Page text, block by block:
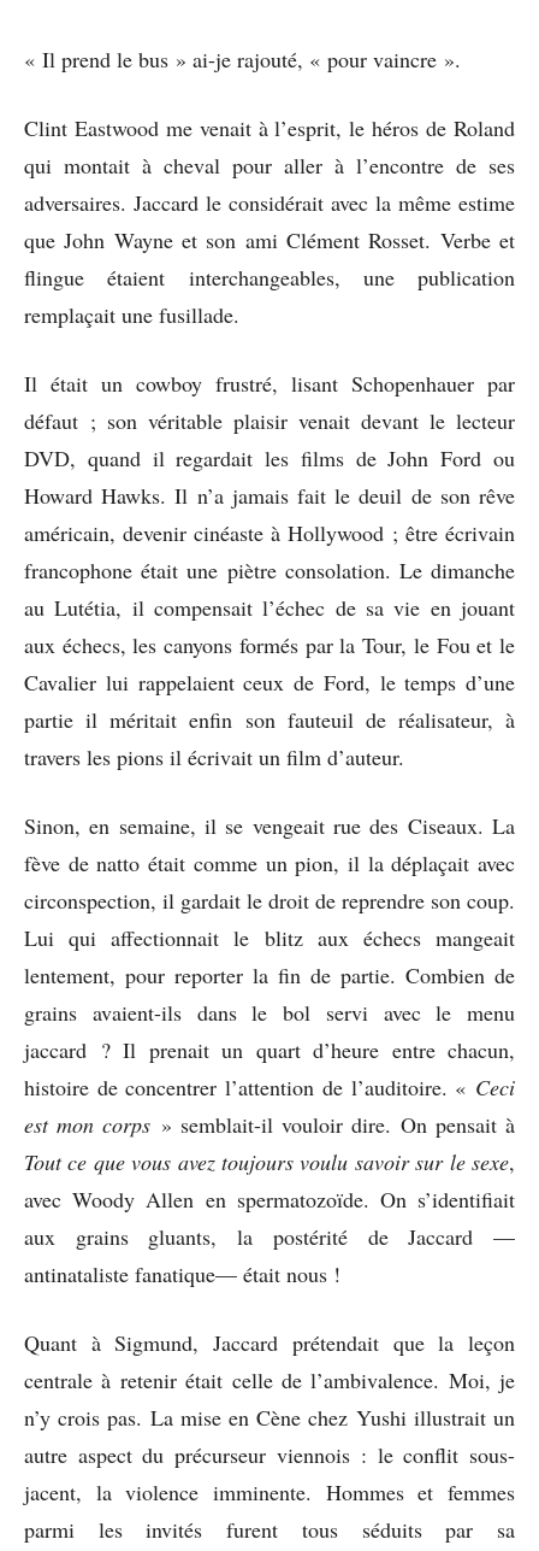
« Il prend le bus » ai-je rajouté, « pour vaincre ».
Clint Eastwood me venait à l’esprit, le héros de Roland
qui montait à cheval pour aller à l’encontre de ses
adversaires. Jaccard le considérait avec la même estime
que John Wayne et son ami Clément Rosset. Verbe et
flingue étaient interchangeables, une publication
remplaçait une fusillade.
Il était un cowboy frustré, lisant Schopenhauer par
défaut ; son véritable plaisir venait devant le lecteur
DVD, quand il regardait les films de John Ford ou
Howard Hawks. Il n’a jamais fait le deuil de son rêve
américain, devenir cinéaste à Hollywood ; être écrivain
francophone était une piètre consolation. Le dimanche
au Lutétia, il compensait l’échec de sa vie en jouant
aux échecs, les canyons formés par la Tour, le Fou et le
Cavalier lui rappelaient ceux de Ford, le temps d’une
partie il méritait enfin son fauteuil de réalisateur, à
travers les pions il écrivait un film d’auteur.
Sinon, en semaine, il se vengeait rue des Ciseaux. La
fève de natto était comme un pion, il la déplaçait avec
circonspection, il gardait le droit de reprendre son coup.
Lui qui affectionnait le blitz aux échecs mangeait
lentement, pour reporter la fin de partie. Combien de
grains avaient-ils dans le bol servi avec le menu
jaccard ? Il prenait un quart d’heure entre chacun,
histoire de concentrer l’attention de l’auditoire. « Ceci
est mon corps » semblait-il vouloir dire. On pensait à
Tout ce que vous avez toujours voulu savoir sur le sexe,
avec Woody Allen en spermatozoïde. On s’identifiait
aux grains gluants, la postérité de Jaccard —
antinataliste fanatique— était nous !
Quant à Sigmund, Jaccard prétendait que la leçon
centrale à retenir était celle de l’ambivalence. Moi, je
n’y crois pas. La mise en Cène chez Yushi illustrait un
autre aspect du précurseur viennois : le conflit sous-
jacent, la violence imminente. Hommes et femmes
parmi les invités furent tous séduits par sa